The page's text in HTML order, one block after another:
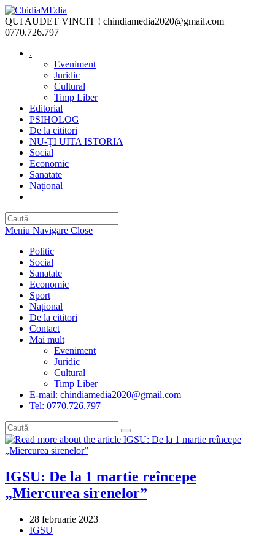
Skip
to
content
QUI AUDET VINCIT ! chindiamedia2020@gmail.com
0770.726.797
.
Eveniment
Juridic
Cultural
Timp Liber
Editorial
PSIHOLOG
De la cititori
NU-ȚI UITA ISTORIA
Social
Economic
Sanatate
Național
Meniu Navigare Close
Politic
Social
Sanatate
Economic
Sport
Național
De la cititori
Contact
Mai mult
Eveniment
Juridic
Cultural
Timp Liber
E-mail: chindiamedia2020@gmail.com
Tel: 0770.726.797
IGSU: De la 1 martie reîncepe
„Miercurea sirenelor”
Post
published:
28 februarie 2023
Post
IGSU